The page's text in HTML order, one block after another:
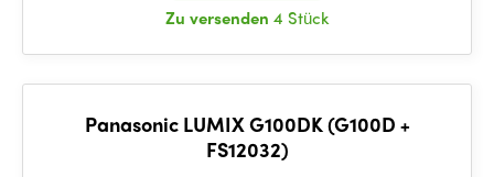
Zu versenden 4 Stück
Panasonic LUMIX G100DK (G100D +
FS12032)